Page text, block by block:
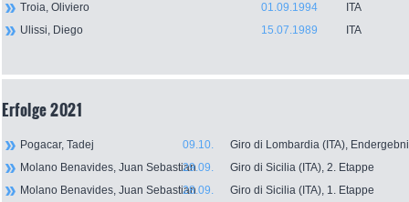
Troia, Oliviero
01.09.1994
ITA
Ulissi, Diego
15.07.1989 ITA
Erfolge 2021
Pogacar, Tadej Giro di Lombardia (ITA),
09.10.
Molano Benavides, Juan Sebastian
Giro di Sicilia (ITA), 2. Etappe
29.09.
Molano Benavides, Juan Sebastian
Giro di Sicilia (ITA), 1. Etappe
28.09.